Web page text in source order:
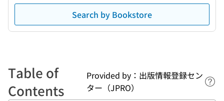
Search by Bookstore
Table of
Contents
Provided by：出版情報登録セン
ター（JPRO）